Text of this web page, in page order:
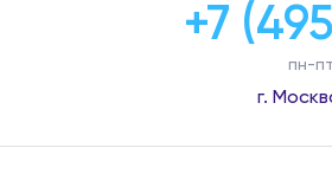
+7
пн-
г.